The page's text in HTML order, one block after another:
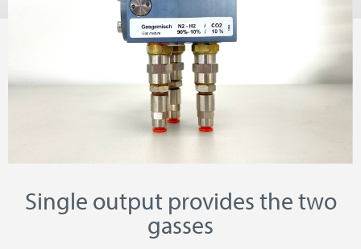
Single output provides the two
gasses